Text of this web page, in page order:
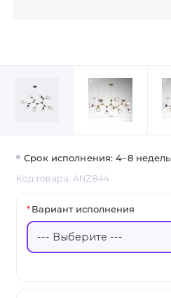
Срок исполнения: 4–8 недель
Код товара: ANZ844
Вариант исполнения